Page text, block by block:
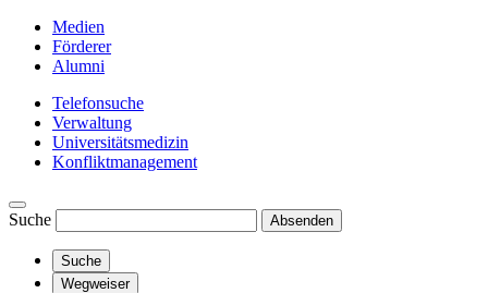
Medien
Förderer
Alumni
Telefonsuche
Verwaltung
Universitätsmedizin
Konfliktmanagement
Suche Absenden
Suche
Wegweiser